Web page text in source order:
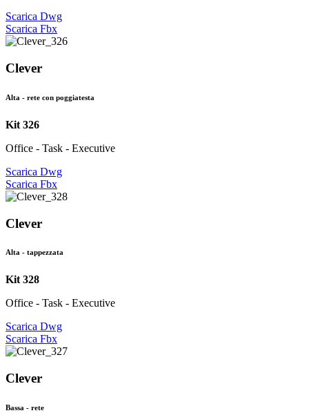
Scarica Dwg
Scarica Fbx
Clever
Alta - rete con poggiatesta
Kit 326
Office - Task - Executive
Scarica Dwg
Scarica Fbx
Clever
Alta - tappezzata
Kit 328
Office - Task - Executive
Scarica Dwg
Scarica Fbx
Clever
Bassa - rete